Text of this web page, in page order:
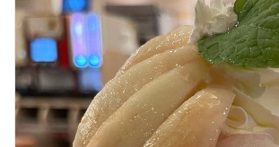
夕食より高くてもとても満足なパフェ
Amebaトピックス 17時間前
記事を読む
防災士が推奨する折り畳みトイレ